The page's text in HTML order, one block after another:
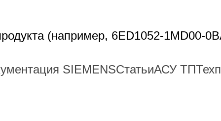
(например, 6ED1052-1MD00-
SIEMENSСтатьиАСУ ТП